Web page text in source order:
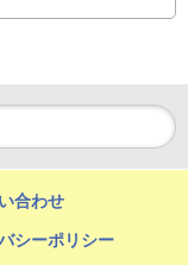
合わせ
シーポリシー